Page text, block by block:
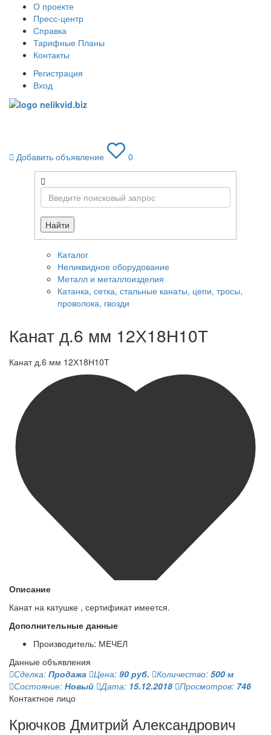
О проекте
Пресс-центр
Справка
Тарифные Планы
Контакты
Регистрация
Вход
Добавить объявление
0
Найти
Каталог
Неликвидное оборудование
Металл и металлоизделия
Катанка, сетка, стальные канаты, цепи, тросы,
проволока, гвозди
Канат д.6 мм 12Х18Н10Т
Канат д.6 мм 12Х18Н10Т
Описание
Канат на катушке , сертификат имеется.
Дополнительные данные
Производитель: МЕЧЕЛ
Данные объявления
Сделка: Продажа Цена: 90 руб. Количество: 500 м
Состояние: Новый Дата: 15.12.2018 Просмотров: 746
Контактное лицо
Крючков Дмитрий Александрович